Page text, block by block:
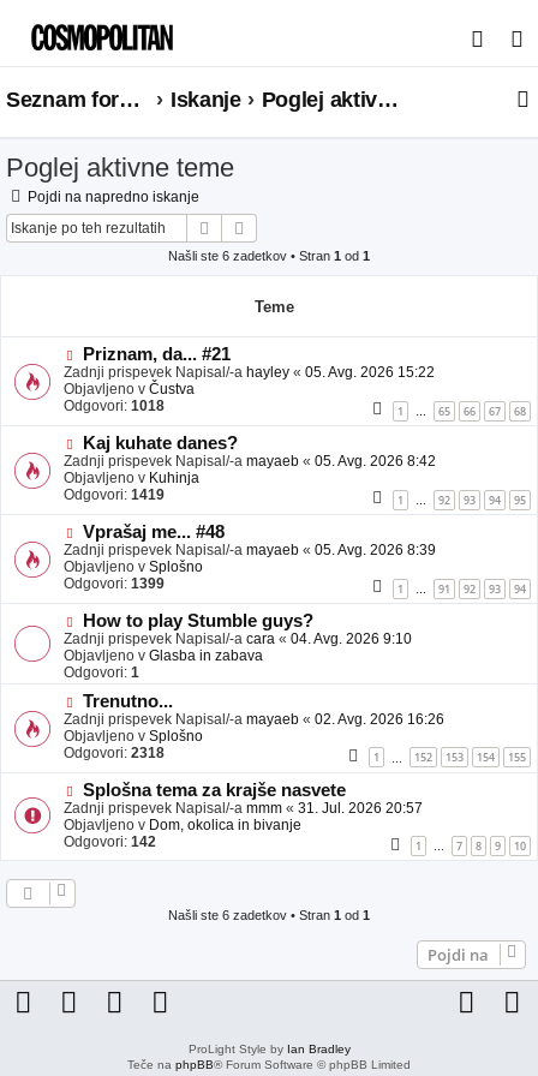
s
a
Seznam forumov Iskanje Poglej aktivne teme
Poglej aktivne teme
Pojdi na napredno iskanje
Iskanje
Našli ste 6 zadetkov • Stran 1 od 1
Teme
N
o
v
e
b
a
v
e
Priznam, da... #21
Zadnji prispevek Napisal/-a hayley « 05. Avg. 2026 15:22
Objavljeno v Čustva
Odgovori: 1018 1 … 65 66 67 68
N
o
v
e
b
a
v
e
Kaj kuhate danes?
Zadnji prispevek Napisal/-a mayaeb « 05. Avg. 2026 8:42
Objavljeno v Kuhinja
Odgovori: 1419 1 … 92 93 94 95
N
o
v
e
b
a
v
e
Vprašaj me... #48
Zadnji prispevek Napisal/-a mayaeb « 05. Avg. 2026 8:39
Objavljeno v Splošno
Odgovori: 1399 1 91 92 93 94
N
o
v
e
o
b
j
a
v
e
How to play Stumble guys?
Zadnji prispevek Napisal/-a cara « 04. Avg. 2026 9:10
Objavljeno v Glasba in zabava
Odgovori: 1
N
o
v
e
o
b
a
v
e
Trenutno...
Zadnji prispevek Napisal/-a mayaeb « 02. Avg. 2026 16:26
Objavljeno v Splošno
Odgovori: 2318 1 152 153 154 155
N
o
v
e
o
Splošna tema za krajše nasvete
Zadnji prispevek Napisal/-a mmm « 31. Jul. 2026 20:57
Objavljeno v Dom, okolica in bivanje
Odgovori: 142 1 … 7 8 9 10
Našli ste 6 zadetkov • Stran 1 od 1
Pojdi na
ProLight Style by Ian Bradley
Teče na phpBB® Forum Software © phpBB Limited